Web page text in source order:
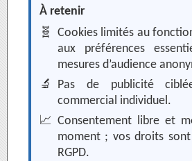
À retenir
🧬
Cookies limités au
aux préférences
mesures d’audience
🔬
Pas de publicité
commercial individuel.
📈 Consentement libre et
moment ; vos droits
RGPD.